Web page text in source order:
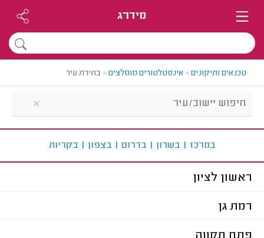
מידרג
טכנאים ותיקונים> אינסטלטורים מומלצים> בחירת עיר
במרכז | בשרון | בדרום | בצפון | בקריות
ראשון לציון
רמת גן